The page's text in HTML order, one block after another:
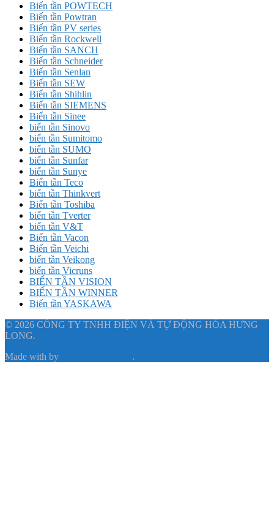
Biến tần POWTECH
Biến tần Powtran
Biến tần PV series
Biến tần Rockwell
Biến tần SANCH
Biến tần Schneider
Biến tần Senlan
Biến tần SEW
Biến tần Shihlin
Biến tần SIEMENS
Biến tần Sinee
biến tần Sinovo
biến tần Sumitomo
biến tần SUMO
biến tần Sunfar
biến tần Sunye
Biến tần Teco
biến tần Thinkvert
Biến tần Toshiba
biến tần Tverter
biến tần V&T
Biến tần Vacon
Biến tần Veichi
biến tần Veikong
biến tần Vicruns
BIẾN TẦN VISION
BIẾN TẦN WINNER
Biến tần YASKAWA
© 2026 CÔNG TY TNHH ĐIỆN VÀ TỰ ĐỘNG HÓA HƯNG
LONG.
Made with by .